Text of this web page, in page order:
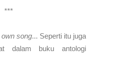
***
song... Seperti itu juga
dalam buku antologi